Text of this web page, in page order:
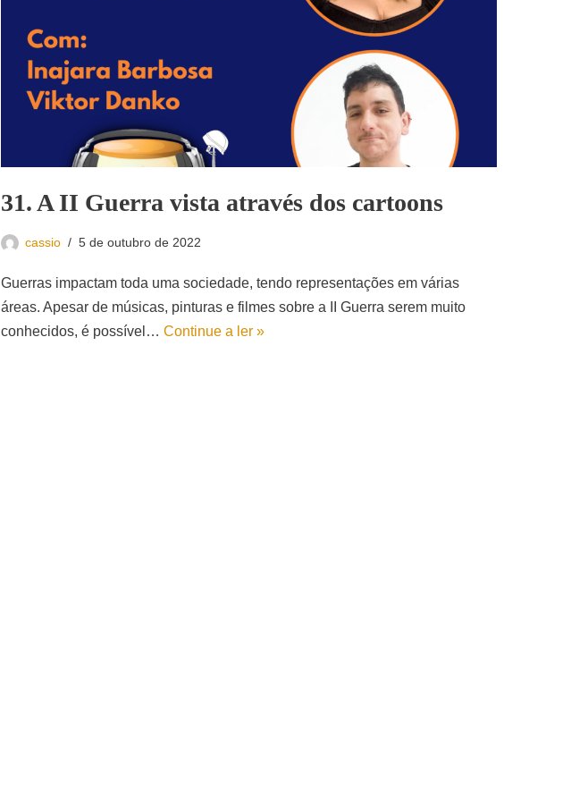
31. A II Guerra vista através dos cartoons
cassio 5 de outubro de 2022
Guerras impactam toda uma sociedade, tendo representações em várias
áreas. Apesar de músicas, pinturas e filmes sobre a II Guerra serem muito
conhecidos, é possível… Continue a ler »